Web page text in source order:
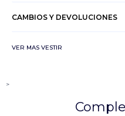
CAMBIOS Y DEVOLUCIONES
VER MAS VESTIR
>